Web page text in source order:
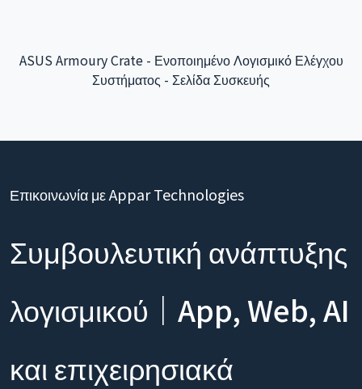
Armoury Crate - Ενοποιημένο Λογισμικό Ελέγχου
Συστήματος - Σελίδα Συσκευής
Επικοινωνία με Appar Technologies
Συμβουλευτική ανάπτυξης
λογισμικού｜App, Web, AI
και επιχειρησιακά